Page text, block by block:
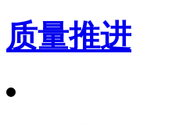
质量推进